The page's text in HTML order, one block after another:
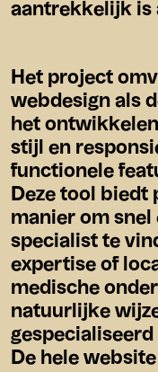
aantrekkelijk is
Het project
webdesign als
het
stijl en
functionele
Deze tool biedt
manier om snel
specialist te
expertise of
medische
natuurlijke
De hele